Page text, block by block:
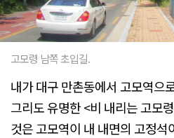
고모령 남쪽 초입길.
내가 대구 만촌동에서 고모역으
그리도 유명한 <비 내리는 고모
것은 고모역이 내 내면의 고정석